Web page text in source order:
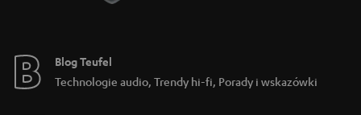
Blog Teufel
Technologie audio, Trendy hi-fi, Porady i wskazówki